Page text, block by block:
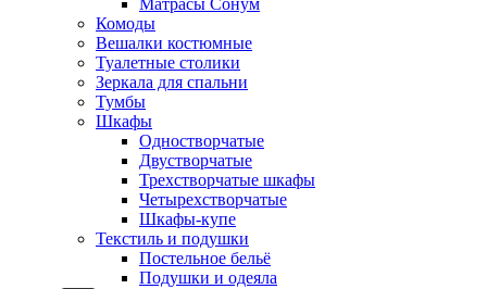
Матрасы Сонум
Комоды
Вешалки костюмные
Туалетные столики
Зеркала для спальни
Тумбы
Шкафы
Одностворчатые
Двустворчатые
Трехстворчатые шкафы
Четырехстворчатые
Шкафы-купе
Текстиль и подушки
Постельное бельё
Подушки и одеяла